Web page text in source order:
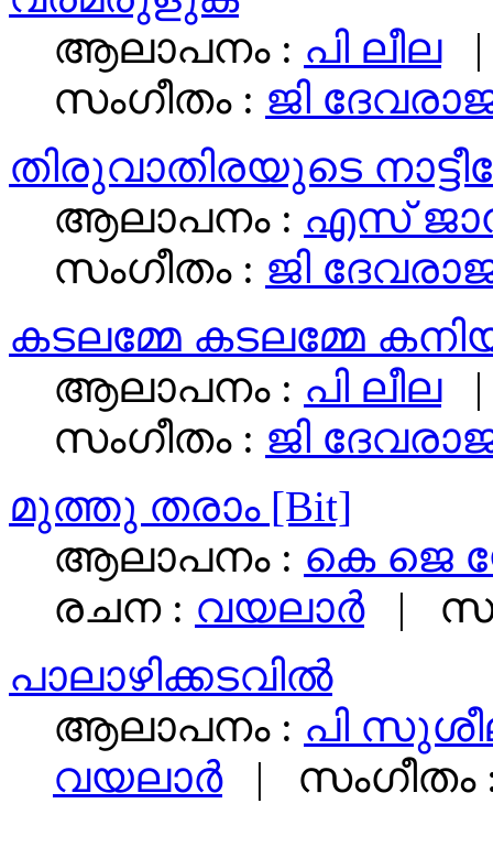
ആലാപനം : പി ലീല|
സംഗീതം : ജി
തിരുവാതിരയുടെ
ആലാപനം : എസ്
സംഗീതം : ജി
കടലമ്മേ കടലമ്മേ
ആലാപനം : പി ലീല|
സംഗീതം : ജി
മുത്തു തരാം [Bit]
ആലാപനം : കെ ജെ
രചന : വയലാര്‍|
പാലാഴിക്കടവില്‍
ആലാപനം : പി
വയലാര്‍| സംഗീതം